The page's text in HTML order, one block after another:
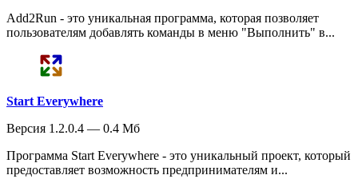
Add2Run - это уникальная программа, которая позволяет
пользователям добавлять команды в меню "Выполнить" в...
Start Everywhere
Версия 1.2.0.4 — 0.4 Мб
Программа Start Everywhere - это уникальный проект, который
предоставляет возможность предпринимателям и...